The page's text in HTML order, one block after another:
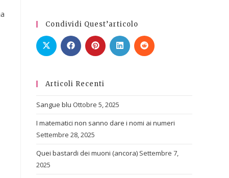
Condividi Quest’articolo
Articoli Recenti
Sangue blu Ottobre 5, 2025
I matematici non sanno dare i nomi ai numeri
Settembre 28, 2025
Quei bastardi dei muoni (ancora) Settembre 7,
2025